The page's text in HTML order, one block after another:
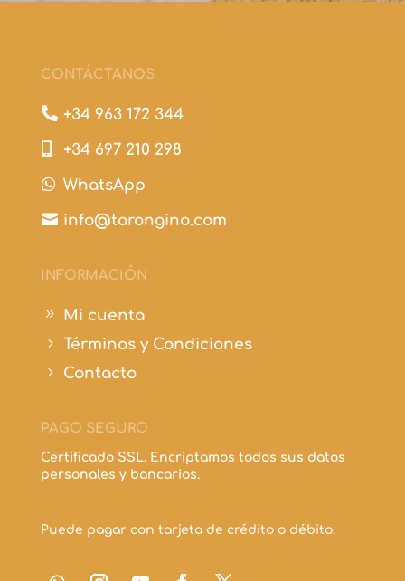
CONTÁCTANOS
 +34 963 172 344
+34 697 210 298
 WhatsApp
 info@tarongino.com
INFORMACIÓN
9 Mi cuenta
5 Términos y Condiciones
5 Contacto
PAGO SEGURO
Certificado SSL. Encriptamos todos sus datos
personales y bancarios.
Puede pagar con tarjeta de crédito o débito.